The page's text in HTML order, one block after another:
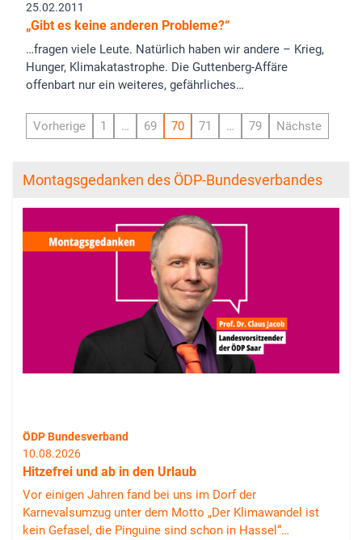
25.02.2011
„Gibt es keine anderen Probleme?“
…fragen viele Leute. Natürlich haben wir andere – Krieg,
Hunger, Klimakatastrophe. Die Guttenberg-Affäre
offenbart nur ein weiteres, gefährliches…
Vorherige 1 … 69 70 71 … 79 Nächste
Montagsgedanken des ÖDP-Bundesverbandes
ÖDP Bundesverband
10.08.2026
Hitzefrei und ab in den Urlaub
Vor einigen Jahren fand bei uns im Dorf der
Karnevalsumzug unter dem Motto „Der Klimawandel ist
kein Gefasel, die Pinguine sind schon in Hassel“…